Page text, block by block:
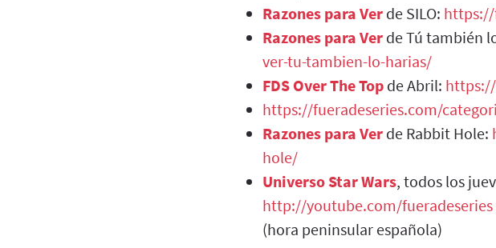
Razones para Ver de SILO: https://
Razones para Ver de Tú también
ver-tu-tambien-lo-harias/
FDS Over The Top de Abril:
https://fueradeseries.com/
Razones para Ver de Rabbit Hole:
hole/
Universo Star Wars, todos los
http://youtube.com/fueradeseries
(hora peninsular española)